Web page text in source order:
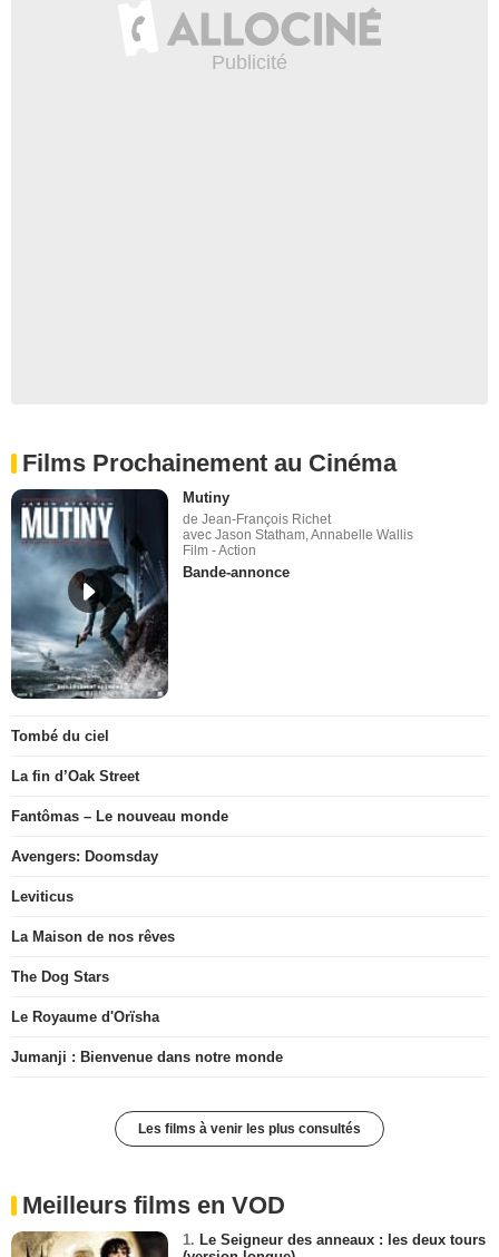
Films Prochainement au Cinéma
Mutiny
de Jean-François Richet
avec Jason Statham, Annabelle Wallis
Film - Action
Bande-annonce
Tombé du ciel
La fin d’Oak Street
Fantômas – Le nouveau monde
Avengers: Doomsday
Leviticus
La Maison de nos rêves
The Dog Stars
Le Royaume d'Orïsha
Jumanji : Bienvenue dans notre monde
Les films à venir les plus consultés
Meilleurs films en VOD
1. Le Seigneur des anneaux : les deux tours